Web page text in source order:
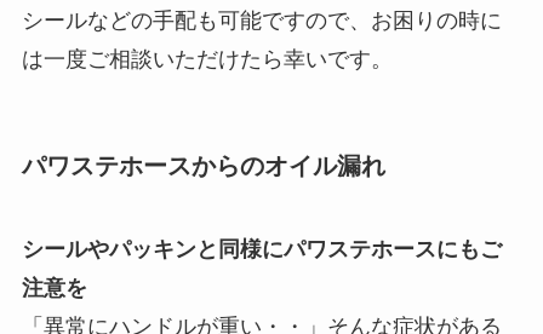
シールなどの手配も可能ですので、お困りの時に
は一度ご相談いただけたら幸いです。
パワステホースからのオイル漏れ
シールやパッキンと同様にパワステホースにもご
注意を
「異常にハンドルが重い・・」そんな症状がある